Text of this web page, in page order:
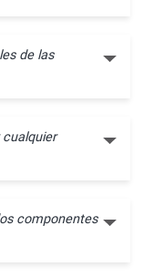
de las
cualquier
componentes